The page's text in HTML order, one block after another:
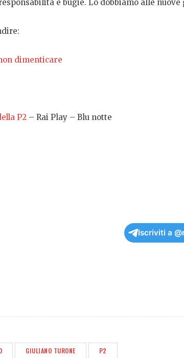
e bugie. Lo dobbiamo alle
dimenticare
P2 – Rai Play – Blu notte
Iscriviti a
GIULIANO TURONE P2